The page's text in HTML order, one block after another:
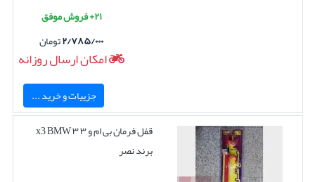
۲۱+ فروش موفق
۲/۷۸۵/۰۰۰تومان
امکان ارسال روزانه
جزییات و خرید ...
قفل فرمان بی ام و ۳ ۳ x3 BMW
برند نصر